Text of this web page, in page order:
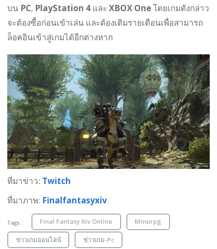
บน PC, PlayStation 4 และ XBOX Oneโดยเกมดังกล่าว
จะต้องซื้อก่อนเข้าเล่น และต้องเติมรายเดือนเพื่อสามารถ
ล็อคอินเข้าสู่เกมได้อีกต่างหาก
ที่มาข่าว: Twitch
ที่มาภาพ: Finalfantasyxiv
Tags : Final Fantasy Xiv Online Mmorpg
ข่าวเกมออนไลน์ ข่าวเกม-Pc